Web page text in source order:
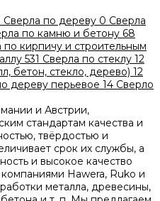
Сверла по дереву 0 Сверла
по камню и бетону 68
по кирпичу и строительным
531 Сверла по стеклу 12
бетон, стекло, дерево) 12
дереву перьевое 14 Сверло
и Австрии,
стандартам качества и
твёрдостью и
срок их службы, а
и высокое качество
Hawera, Ruko и
металла, древесины,